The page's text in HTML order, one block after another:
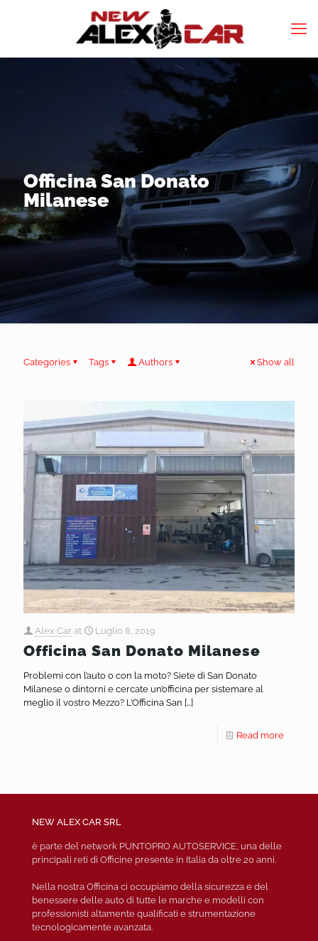
Officina San Donato
Milanese
Categories Tags Authors Show all
Alex Car at Luglio 8, 2019
Officina San Donato Milanese
Problemi con l’auto o con la moto? Siete di San Donato
Milanese o dintorni e cercate un’officina per sistemare al
meglio il vostro Mezzo? L’Officina San […]
Read more
NEW ALEX CAR SRL
è parte del network PUNTOPRO AUTOSERVICE, una delle
principali reti di Officine presente in Italia da oltre 20 anni.
Nella nostra Officina ci occupiamo della sicurezza e del
benessere delle auto di tutte le marche e modelli con
professionisti altamente qualificati e strumentazione
tecnologicamente avanzata.